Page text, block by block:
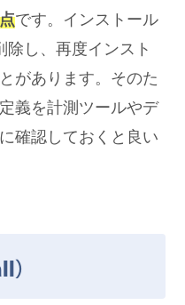
です。インストール
し、再度インスト
があります。そのた
義を計測ツールやデ
確認しておくと良い
）